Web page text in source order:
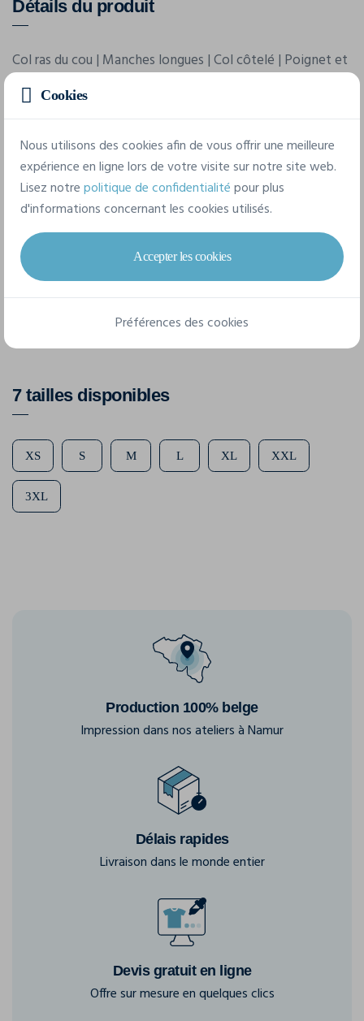
Détails du produit
Col ras du cou | Manches longues | Col côtelé | Poignet et
Caractéristiques
Marque
Brook Taverner
Référence
4440
7 tailles disponibles
XS S M L XL XXL
3XL
Production 100% belge
Impression dans nos ateliers à Namur
Délais rapides
Livraison dans le monde entier
Devis gratuit en ligne
Offre sur mesure en quelques clics
Cookies
Nous utilisons des cookies afin de vous offrir une meilleure
expérience en ligne lors de votre visite sur notre site web.
Lisez notrepolitique de confidentialitépour plus
d'informations concernant les cookies utilisés.
Accepter les cookies
Préférences des cookies